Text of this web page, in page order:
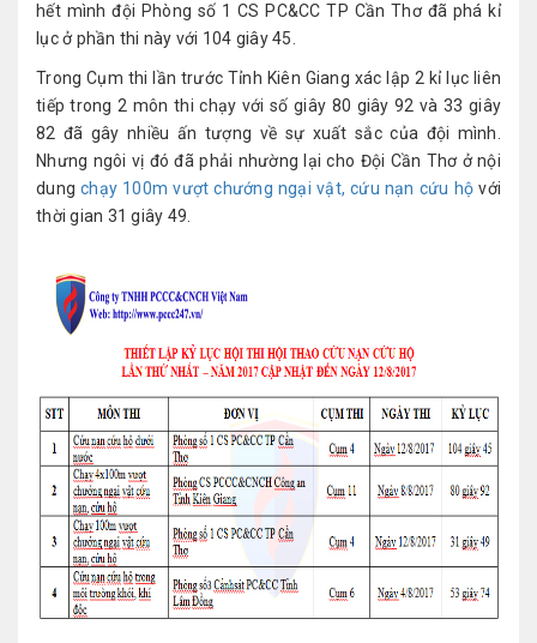
hết mình đội Phòng số 1 CS PC&CC TP Cần Thơ đã phá kỉ
lục ở phần thi này với 104 giây 45.
Trong Cụm thi lần trước Tỉnh Kiên Giang xác lập 2 kỉ lục liên
tiếp trong 2 môn thi chạy với số giây 80 giây 92 và 33 giây
82 đã gây nhiều ấn tượng về sự xuất sắc của đội mình.
Nhưng ngôi vị đó đã phải nhường lại cho Đội Cần Thơ ở nội
dungchạy 100m vượt chướng ngại vật, cứu nạn cứu hộ với
thời gian 31 giây 49.